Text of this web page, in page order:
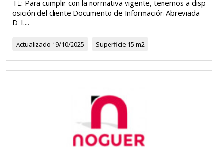
TE: Para cumplir con la normativa vigente, tenemos a disp
osición del cliente Documento de Información Abreviada
D. I....
Actualizado 19/10/2025 Superficie 15 m2